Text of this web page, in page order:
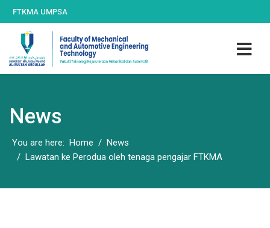
FTKMA UMPSA
News
You are here: Home
News
Lawatan ke Perodua oleh tenaga pengajar FTKMA